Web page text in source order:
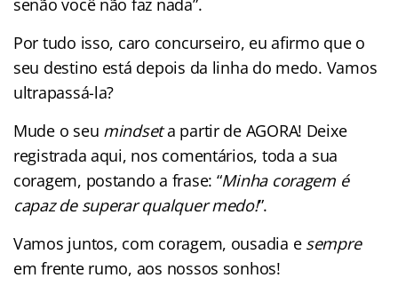
senão você não faz nada”.
Por tudo isso, caro concurseiro, eu afirmo que o
seu destino está depois da linha do medo. Vamos
ultrapassá-la?
Mude o seu mindseta partir de AGORA! Deixe
registrada aqui, nos comentários, toda a sua
coragem, postando a frase: “Minha coragem é
capaz de superar qualquer medo!”.
Vamos juntos, com coragem, ousadia e sempre
em frente rumo, aos nossos sonhos!